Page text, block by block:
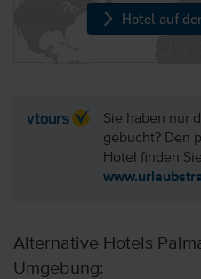
Hotel auf
Sie haben nur
gebucht? Den
Hotel finden
Alternative Hotels
Umgebung: